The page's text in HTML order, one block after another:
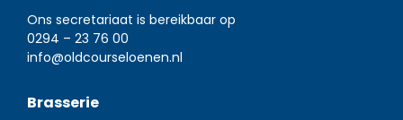
Ons secretariaat is bereikbaar op
0294 – 23 76 00
info@oldcourseloenen.nl
Brasserie